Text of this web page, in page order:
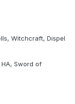
Witchcraft, Dispel
Sword of